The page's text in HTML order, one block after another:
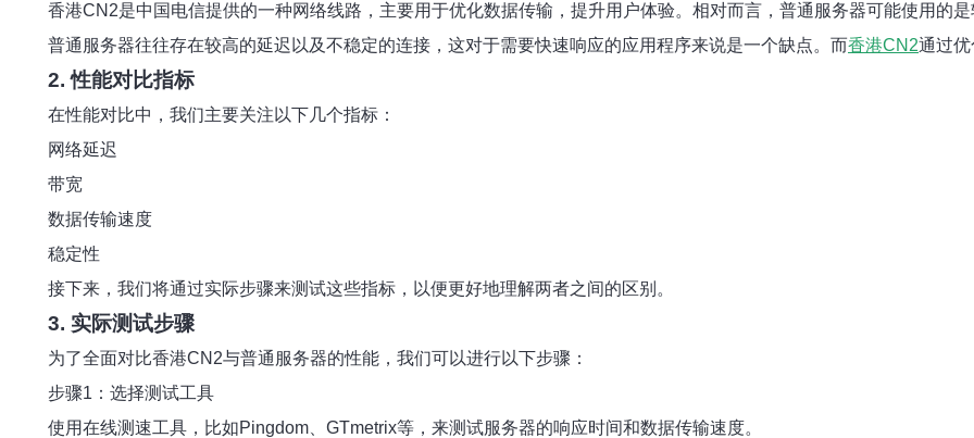
香港CN2是中国电信提供的一种网络线路，主要用于优化数据传输，提升用户体验。相对而言，普通服务器可能使用的
普通服务器往往存在较高的延迟以及不稳定的连接，这对于需要快速响应的应用程序来说是一个缺点。而香港CN2通过
2. 性能对比指标
在性能对比中，我们主要关注以下几个指标：
网络延迟
带宽
数据传输速度
稳定性
接下来，我们将通过实际步骤来测试这些指标，以便更好地理解两者之间的区别。
3. 实际测试步骤
为了全面对比香港CN2与普通服务器的性能，我们可以进行以下步骤：
步骤1：选择测试工具
使用在线测速工具，比如Pingdom、GTmetrix等，来测试服务器的响应时间和数据传输速度。